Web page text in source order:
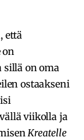
että
on
sillä on oma
ostaakseni
viikolla ja
Kreatelle